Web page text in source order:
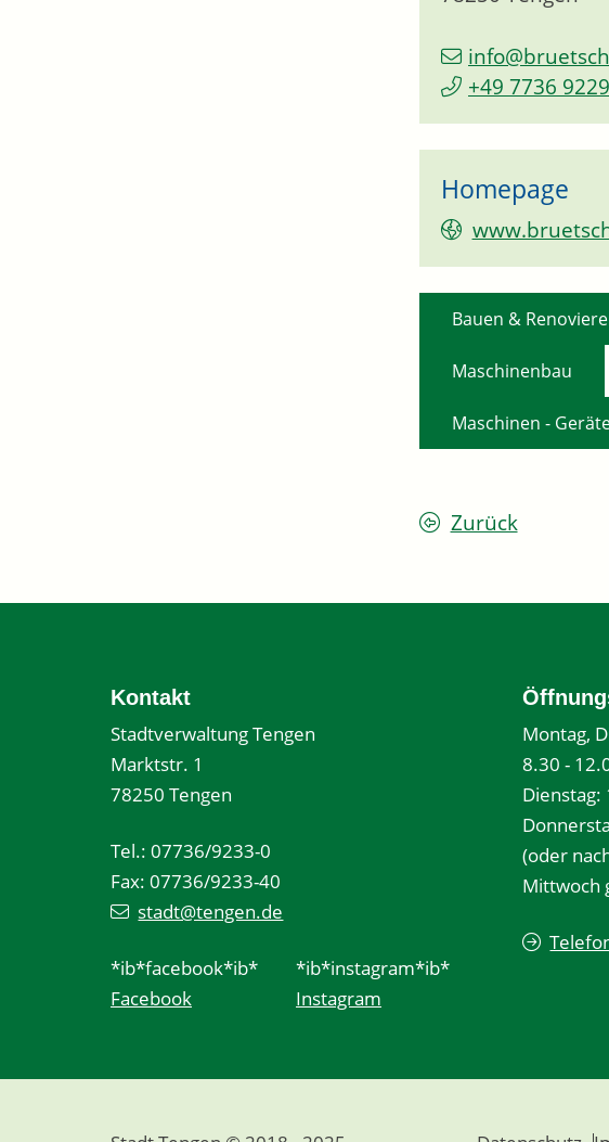
+49 7736
Homepage
Bauen &
Maschinenbau
Maschinen -
Zurück
Kontakt
Stadtverwaltung Tengen
Marktstr. 1
78250 Tengen
Tel.: 07736/9233-0
Fax: 07736/9233-40
stadt@tengen.de
*ib*facebook*ib*
Facebook
*ib*instagram*ib*
Instagram
Montag,
8.30 -
Dienstag:
(oder
Mittwoch